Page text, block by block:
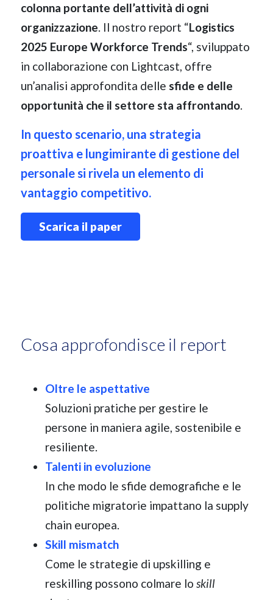
colonna portante dell’attività di ogni
organizzazione. Il nostro report “Logistics
2025 Europe Workforce Trends“, sviluppato
in collaborazione con Lightcast, offre
un’analisi approfondita delle sfide e delle
opportunità che il settore sta affrontando.
In questo scenario, una strategia
proattiva e lungimirante di gestione del
personale si rivela un elemento di
vantaggio competitivo.
Scarica il paper
Cosa approfondisce il report
Oltre le aspettative
Soluzioni pratiche per gestire le
persone in maniera agile, sostenibile e
resiliente.
Talenti in evoluzione
In che modo le sfide demografiche e le
politiche migratorie impattano la supply
chain europea.
Skill mismatch
Come le strategie di upskilling e
reskilling possono colmare lo skill